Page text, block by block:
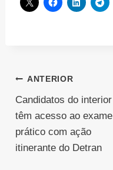
Navegação
de
Post
ANTERIOR
Candidatos do interior
têm acesso ao exame
prático com ação
itinerante do Detran